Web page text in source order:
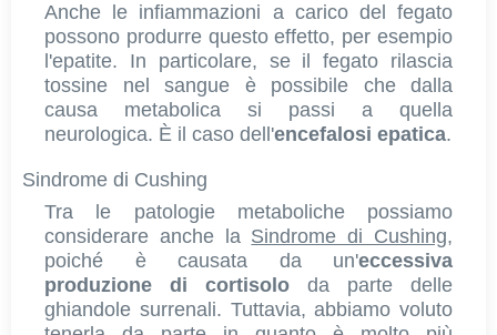
Anche le infiammazioni a carico del fegato
possono produrre questo effetto, per esempio
l'epatite. In particolare, se il fegato rilascia
tossine nel sangue è possibile che dalla
causa metabolica si passi a quella
neurologica. È il caso dell'encefalosi epatica.
Sindrome di Cushing
Tra le patologie metaboliche possiamo
considerare anche la Sindrome di Cushing,
poiché è causata da un'eccessiva
produzione di cortisolo da parte delle
ghiandole surrenali. Tuttavia, abbiamo voluto